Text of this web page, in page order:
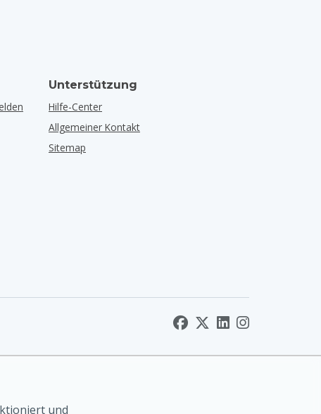
Unterstützung
Hilfe-Center
Allgemeiner Kontakt
Sitemap
und